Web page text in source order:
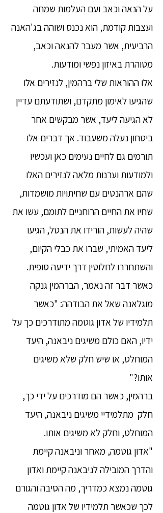
על הנאה וכאב ועם העלמות שמחה
ועצבות קודמת, הוא נכנס ושוהה בג'האנה
הרביעית, אשר מעבר להנאה וכאב,
מטוהרת באיזון נפשי ומודעות.
אלו ההוראות שלי ברהמין, לנזירים אלו
שהגיעו לאימון מתקדם, ושתודעתם עדיין
לא הגיעה ליעד, אשר מבקשים אחר
ביטחון נעלה משעבוד. אך דברים אלו
תורמים גם לחיים נעימים כאן ועכשיו
ולמודעות וערנות מלאה לנזירים האלו
שהם ארהנטים עם שחיתויות מושמדות,
שחיו את החיים הרוחניים לתומם, עשו את
שהיה לעשות, הורידו את הנטל, הגיעו
ליעד האמיתי, שברו את כבלי הקיום,
והשתחררו לחלוטין דרך ידיעה סופית.
כאשר דבר זה נאמר, הברהמין גנקה
מוגלאנה שאל את הבודהה: "כאשר
תלמידיו של אדון גוטמה מתודרכים כך על
ידיו, האם כולם משיגים ניבאנה, היעד
המוחלט, או שיש חלק שלא משיגים
אותו?"
ברהמין, כאשר הם מודרכים על ידי כך,
חלק מתלמידיי משיגים ניבאנה, היעד
המוחלט, וחלק לא משיגים אותו.
"אדון גוטמה, מאחר וניבאנה קיימת
והדרך המובילה לניבאנה קיימת ואדון
גוטמה נמצא כמדריך, מה הסיבה והגורם
לכך שכאשר תלמידיו של אדון גוטמה